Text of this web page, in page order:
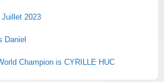
2023
Daniel
Champion is CYRILLE HUC